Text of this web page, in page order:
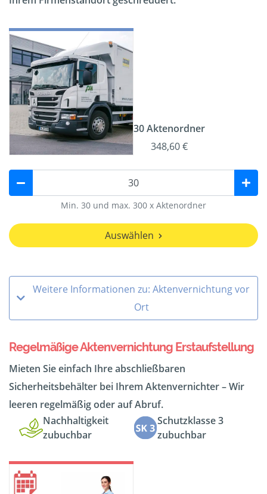
30 Aktenordner
348,60 €
Min. 30 und max. 300 x Aktenordner
Auswählen
Weitere Informationen zu: Aktenvernichtung vor
Ort
Regelmäßige Aktenvernichtung Erstaufstellung
Mieten Sie einfach Ihre abschließbaren
Sicherheitsbehälter bei Ihrem Aktenvernichter – Wir
leeren regelmäßig oder auf Abruf.
Nachhaltigkeit
zubuchbar
Schutzklasse 3
zubuchbar